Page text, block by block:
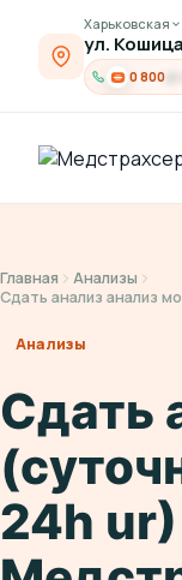
Харьковская
ул.
0 800
Главная
Анализы
Сдать анализ анализ
Анализы
Сдать
24h